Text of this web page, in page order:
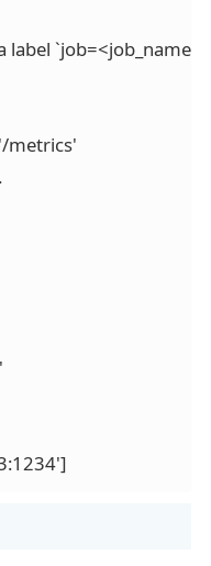
label
metrics'